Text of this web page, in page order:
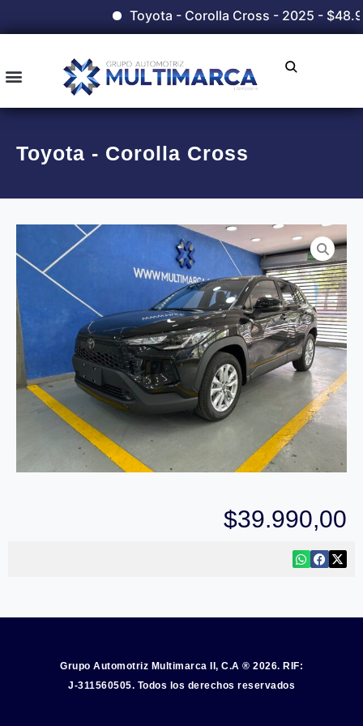
Toyota - Corolla Cross - 2025 -
Toyota - Corolla Cross
$39.990,00
Grupo Automotriz Multimarca II, C.A ® 2026. RIF:
J-311560505. Todos los derechos reservados